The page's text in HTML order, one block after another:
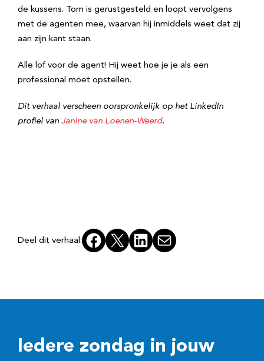
de kussens. Tom is gerustgesteld en loopt vervolgens
met de agenten mee, waarvan hij inmiddels weet dat zij
aan zijn kant staan.
Alle lof voor de agent! Hij weet hoe je je als een
professional moet opstellen.
Dit verhaal verscheen oorspronkelijk op het LinkedIn
profiel van Janine van Loenen-Weerd.
Deel dit verhaal: Facebook
X LinkedInE-mail
Iedere zondag in jouw